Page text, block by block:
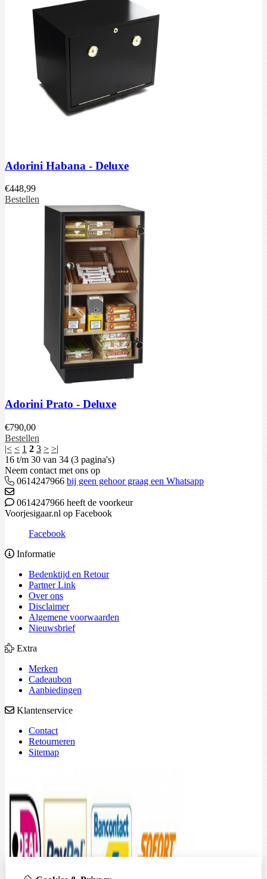
Adorini Habana - Deluxe
€448,99
Bestellen
Adorini Prato - Deluxe
€790,00
Bestellen
|< < 1 2 3 > >|
16 t/m 30 van 34 (3 pagina's)
Neem contact met ons op
0614247966 bij geen gehoor graag een Whatsapp
0614247966 heeft de voorkeur
Voorjesigaar.nl op Facebook
Facebook
Informatie
Bedenktijd en Retour
Partner Link
Over ons
Disclaimer
Algemene voorwaarden
Nieuwsbrief
Extra
Merken
Cadeaubon
Aanbiedingen
Klantenservice
Contact
Retourneren
Sitemap